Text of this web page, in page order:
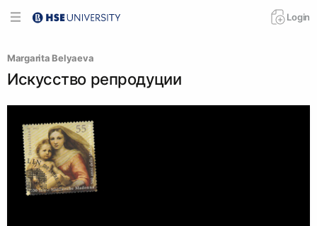
Login
Margarita Belyaeva
Искусство репродуции